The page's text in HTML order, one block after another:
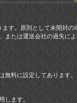
す。原則として未開封の
または運送会社の過失によ
料に設定してあります。
します。